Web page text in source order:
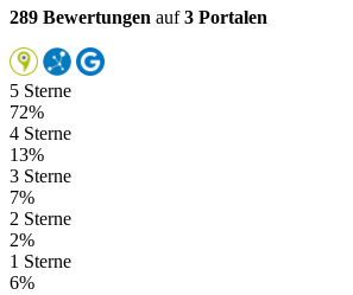
289 Bewertungen auf3 Portalen
5 Sterne
72%
4 Sterne
13%
3 Sterne
7%
2 Sterne
2%
1 Sterne
6%